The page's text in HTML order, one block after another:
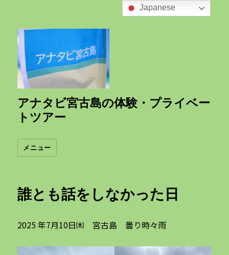
アナタビ宮古島の体験・プライベー
トツアー
メニュー
誰とも話をしなかった日
2025 年7月10日㈭ 宮古島 曇り時々雨
Japanese